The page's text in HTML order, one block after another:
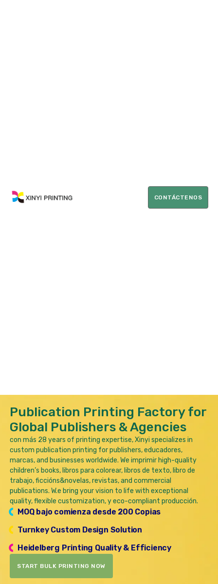
CONTÁCTENOS
Publication Printing Factory for
Global Publishers &Agencies
con más 28 years of printing expertise,Xinyi specializes in
custom publication printing for publishers, educadores,
marcas,and businesses worldwide. We imprimir high-quality
children’s books, libros para colorear, libros de texto, libro de
trabajo, ficcións&novelas,revistas,and commercial
publications. W.e bring your vision to life with exceptional
quality,flexible customization, yeco-compliant producción.
MOQ bajo comienza desde 200 Copias
Turnkey Custom Design Solution
Heidelberg Printing Quality& Efficiency
START BULK PRINTING NOW